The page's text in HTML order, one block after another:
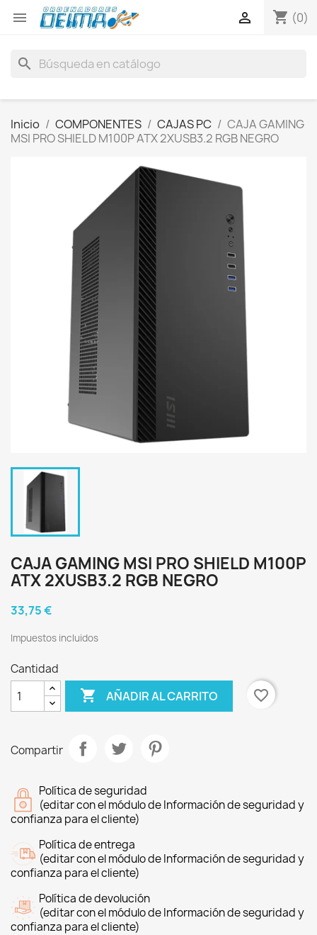
 shopping_cart (0)

search
Inicio COMPONENTES CAJAS PC
CAJA GAMING
MSI PRO SHIELD M100P ATX 2XUSB3.2 RGB NEGRO
CAJA GAMING MSI PRO SHIELD M100P
ATX 2XUSB3.2 RGB NEGRO
33,75 €
Impuestos incluidos
Cantidad
 AÑADIR AL CARRITO favorite_border
Compartir
Política de seguridad
(editar con el módulo de Información de seguridad y
confianza para el cliente)
Política de entrega
(editar con el módulo de Información de seguridad y
confianza para el cliente)
Política de devolución
(editar con el módulo de Información de seguridad y
confianza para el cliente)